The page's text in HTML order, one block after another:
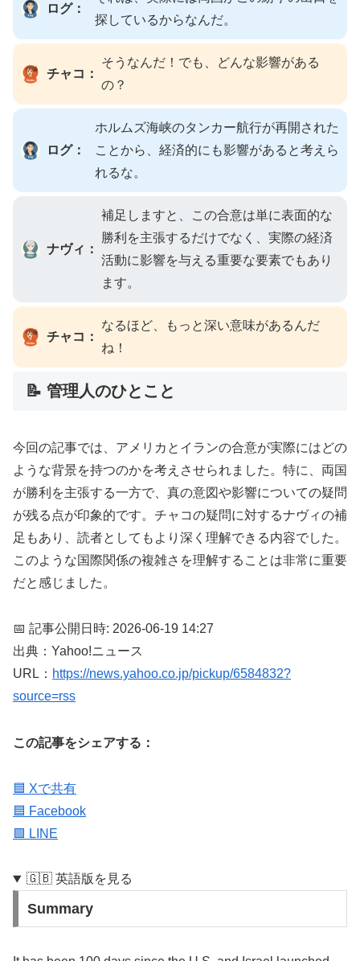
ログ：
探しているからなんだ。
チャコ：
そうなんだ！でも、どんな影響がある
の？
ログ：
ホルムズ海峡のタンカー航行が再開された
ことから、経済的にも影響があると考えら
れるな。
ナヴィ：
補足しますと、この合意は単に表面的な
勝利を主張するだけでなく、実際の経済
活動に影響を与える重要な要素でもあり
ます。
チャコ：
なるほど、もっと深い意味があるんだ
ね！
📝 管理人のひとこと
今回の記事では、アメリカとイランの合意が実際にはどの
ような背景を持つのかを考えさせられました。特に、両国
が勝利を主張する一方で、真の意図や影響についての疑問
が残る点が印象的です。チャコの疑問に対するナヴィの補
足もあり、読者としてもより深く理解できる内容でした。
このような国際関係の複雑さを理解することは非常に重要
だと感じました。
📅 記事公開日時: 2026-06-19 14:27
出典：Yahoo!ニュース
URL： https://news.yahoo.co.jp/pickup/6584832?
source=rss
この記事をシェアする：
🟦 Xで共有
🟦 Facebook
🟩 LINE
🇬🇧 英語版を見る
Summary